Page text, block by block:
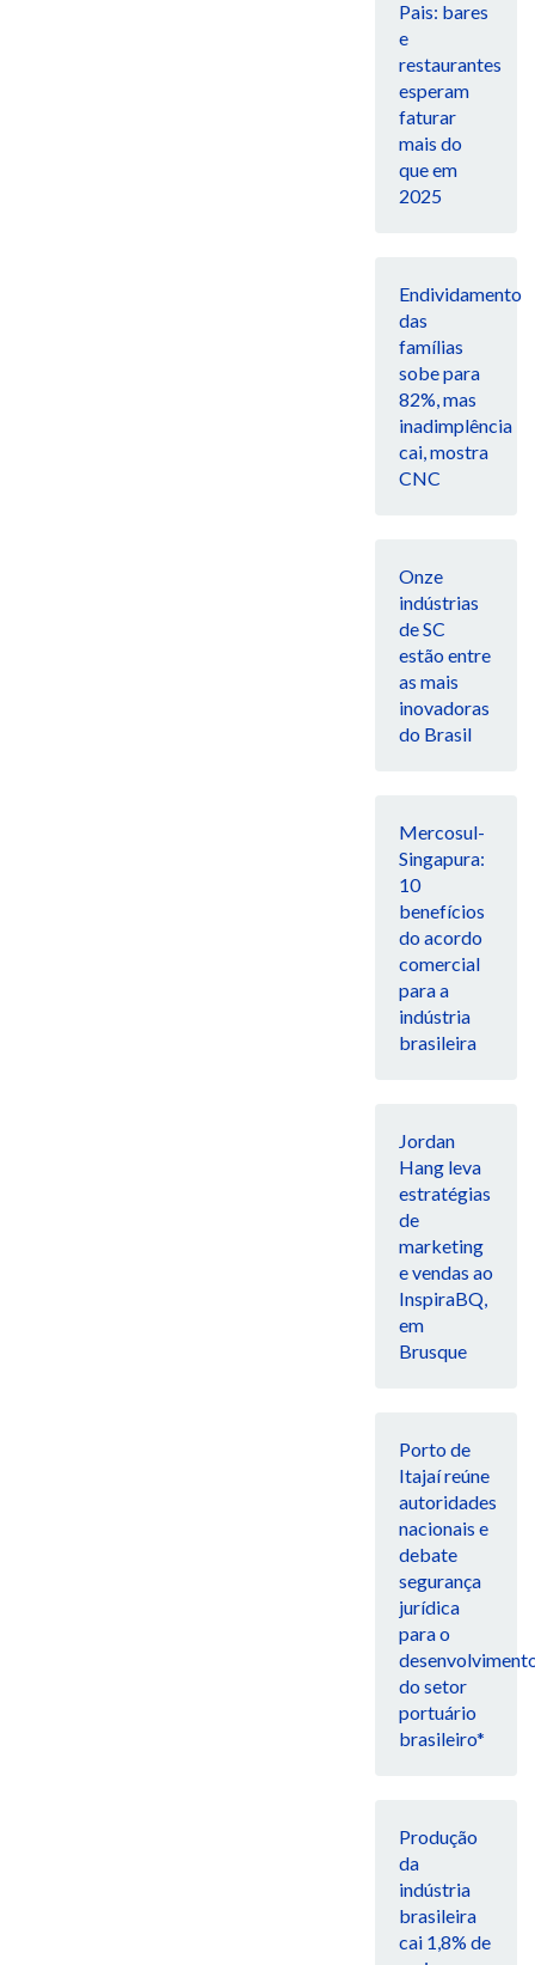
Pais: bares
e
restaurantes
esperam
faturar
mais do
que em
2025
Endividamento
das
famílias
sobe para
82%, mas
inadimplência
cai, mostra
CNC
Onze
indústrias
de SC
estão entre
as mais
inovadoras
do Brasil
Mercosul-
Singapura:
10
benefícios
do acordo
comercial
para a
indústria
brasileira
Jordan
Hang leva
estratégias
de
marketing
e vendas ao
InspiraBQ,
em
Brusque
Porto de
Itajaí reúne
autoridades
nacionais e
debate
segurança
jurídica
para o
do setor
portuário
brasileiro*
Produção
da
indústria
brasileira
cai 1,8% de